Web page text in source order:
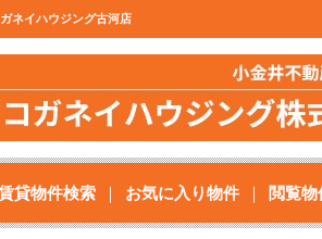
ネイハウジング古河店
貸物件検索 お気に入り物件 閲覧